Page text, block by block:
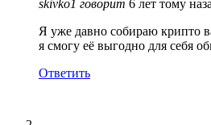
skivko1 говорит 6 лет тому
Я уже давно собираю крипто
я смогу её выгодно для себя
Ответить